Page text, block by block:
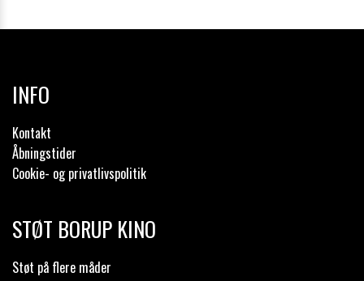
INFO
Kontakt
Åbningstider
Cookie- og privatlivspolitik
STØT BORUP KINO
Støt på flere måder